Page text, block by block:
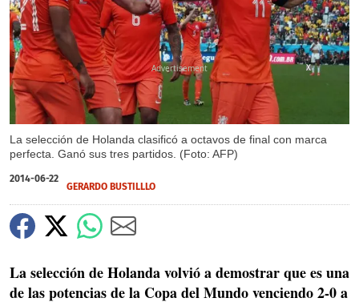
La selección de Holanda clasificó a octavos de final con marca
perfecta. Ganó sus tres partidos. (Foto: AFP)
X
2014-06-22
GERARDO BUSTILLLO
La selección de Holanda volvió a demostrar que es una
de las potencias de la Copa del Mundo venciendo 2-0 a